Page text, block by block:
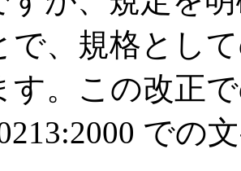
で、規格とし
す。この改正
での